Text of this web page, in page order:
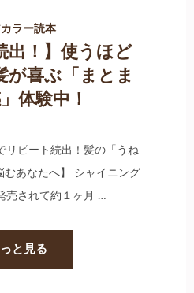
ラー読本
出！】使うほど
が喜ぶ「まとま
体験中！
リピート続出！髪の「うね
むあなたへ】 シャイニング
売されて約１ヶ月 …
と見る